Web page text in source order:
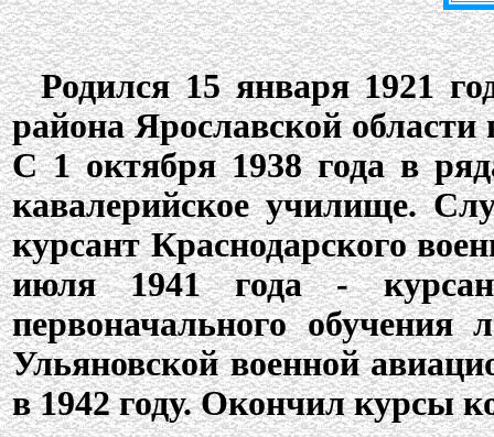
Родился 15 января 1921
района Ярославской
С 1 октября 1938 года в
кавалерийское училище.
курсант Краснодарского
июля 1941 года -
первоначального
Ульяновской военной
в 1942 году. Окончил курсы